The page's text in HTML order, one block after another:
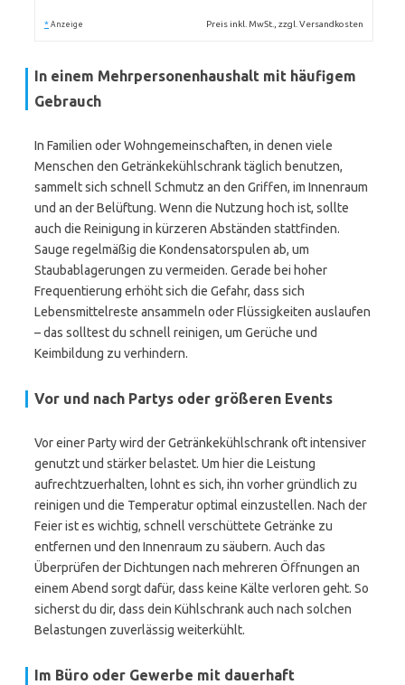
* Anzeige Preis inkl. MwSt., zzgl. Versandkosten
In einem Mehrpersonenhaushalt mit häufigem
Gebrauch
In Familien oder Wohngemeinschaften, in denen viele
Menschen den Getränkekühlschrank täglich benutzen,
sammelt sich schnell Schmutz an den Griffen, im Innenraum
und an der Belüftung. Wenn die Nutzung hoch ist, sollte
auch die Reinigung in kürzeren Abständen stattfinden.
Sauge regelmäßig die Kondensatorspulen ab, um
Staubablagerungen zu vermeiden. Gerade bei hoher
Frequentierung erhöht sich die Gefahr, dass sich
Lebensmittelreste ansammeln oder Flüssigkeiten auslaufen
– das solltest du schnell reinigen, um Gerüche und
Keimbildung zu verhindern.
Vor und nach Partys oder größeren Events
Vor einer Party wird der Getränkekühlschrank oft intensiver
genutzt und stärker belastet. Um hier die Leistung
aufrechtzuerhalten, lohnt es sich, ihn vorher gründlich zu
reinigen und die Temperatur optimal einzustellen. Nach der
Feier ist es wichtig, schnell verschüttete Getränke zu
entfernen und den Innenraum zu säubern. Auch das
Überprüfen der Dichtungen nach mehreren Öffnungen an
einem Abend sorgt dafür, dass keine Kälte verloren geht. So
sicherst du dir, dass dein Kühlschrank auch nach solchen
Belastungen zuverlässig weiterkühlt.
Im Büro oder Gewerbe mit dauerhaft